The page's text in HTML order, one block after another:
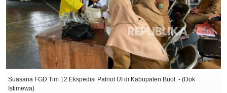
Suasana FGD Tim 12 Ekspedisi Patriot UI di Kabupaten Buol. - (Dok
Istimewa)